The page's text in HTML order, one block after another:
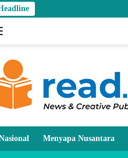
Menyapa Nusantara